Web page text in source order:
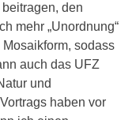
den
mehr „Unordnung“
sodass
auch das UFZ
und
haben vor